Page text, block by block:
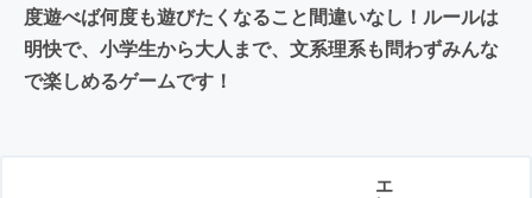
度遊べば何度も遊びたくなること間違いなし！ルールは
明快で、小学生から大人まで、文系理系も問わずみんな
で楽しめるゲームです！
エ